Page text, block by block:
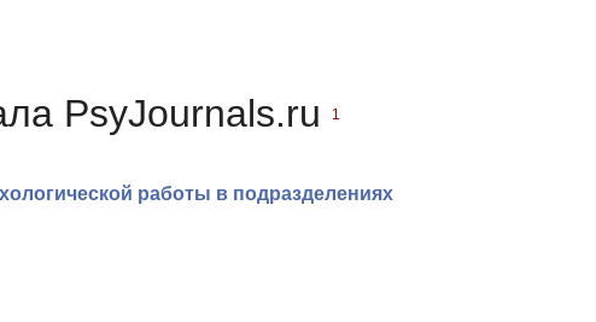
PsyJournals.ru 1
работы в подразделениях